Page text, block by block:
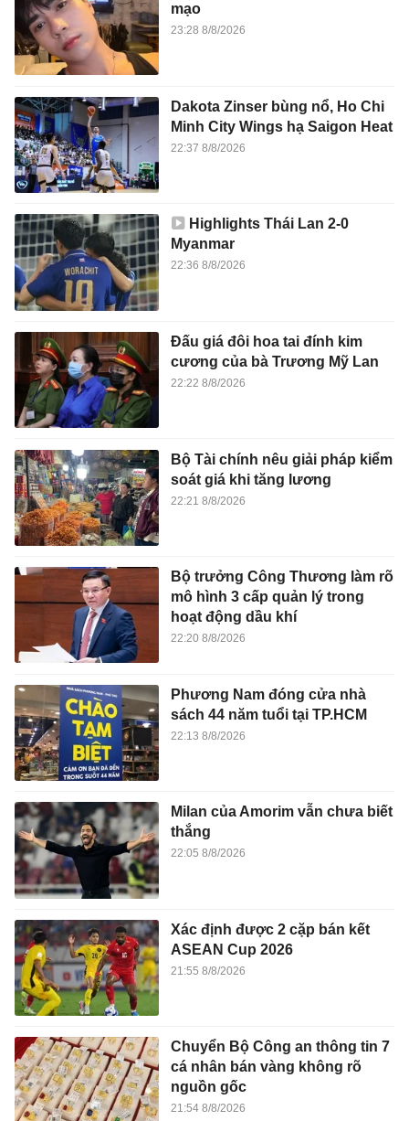
mạo
23:28 8/8/2026
Dakota Zinser bùng nổ, Ho Chi
Minh City Wings hạ Saigon Heat
22:37 8/8/2026
Highlights Thái Lan 2-0
Myanmar
22:36 8/8/2026
Đấu giá đôi hoa tai đính kim
cương của bà Trương Mỹ Lan
22:22 8/8/2026
Bộ Tài chính nêu giải pháp kiểm
soát giá khi tăng lương
22:21 8/8/2026
Bộ trưởng Công Thương làm rõ
mô hình 3 cấp quản lý trong
hoạt động dầu khí
22:20 8/8/2026
Phương Nam đóng cửa nhà
sách 44 năm tuổi tại TP.HCM
22:13 8/8/2026
Milan của Amorim vẫn chưa biết
thắng
22:05 8/8/2026
Xác định được 2 cặp bán kết
ASEAN Cup 2026
21:55 8/8/2026
Chuyển Bộ Công an thông tin 7
cá nhân bán vàng không rõ
nguồn gốc
21:54 8/8/2026